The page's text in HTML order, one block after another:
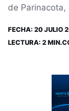
de Parinacota,
FECHA: 20 JULIO
LECTURA: 2 MIN.